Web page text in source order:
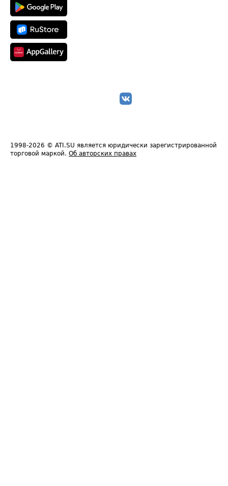
1998-2026 © ATI.SU является юридически зарегистрированной
торговой маркой. Об авторских правах